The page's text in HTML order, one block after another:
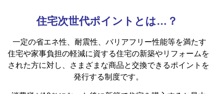
住宅次世代ポイントとは…？
一定の省エネ性、耐震性、バリアフリー性能等を満たす
住宅や家事負担の軽減に資する住宅の新築やリフォームを
された方に対し、さまざまな商品と交換できるポイントを
発行する制度です。